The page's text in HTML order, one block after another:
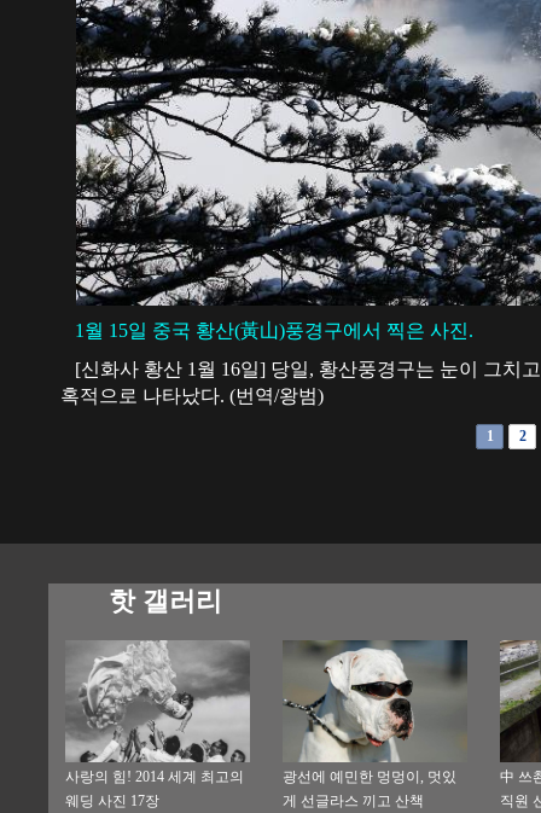
1월 15일 중국 황산(黃山)풍경구에서 찍은 사진.
[신화사 황산 1월 16일] 당일, 황산풍경구는 눈이 그치
혹적으로 나타났다. (번역/왕범)
1 2
핫 갤러리
사랑의 힘! 2014 세계 최고의
웨딩 사진 17장
광선에 예민한 멍멍이, 멋있
게 선글라스 끼고 산책
中 쓰
직원